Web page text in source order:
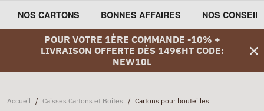
NOS CARTONS BONNES AFFAIRES NOS
POUR VOTRE 1ÈRE COMMANDE -10% +
LIVRAISON OFFERTE DÈS 149€HT CODE:
NEW10L
Accueil / Caisses Cartons et Boites / Cartons pour bouteilles